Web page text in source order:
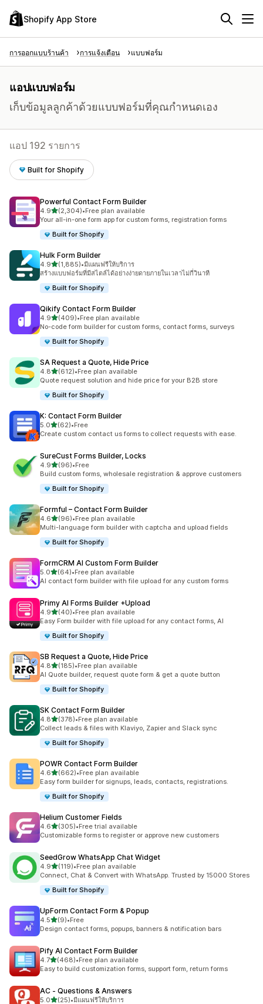
Shopify App Store
การออกแบบร้านค้า การแจ้งเตือน แบบฟอร์ม
แอปแบบฟอร์ม
เก็บข้อมูลลูกค้าด้วยแบบฟอร์มที่คุณกำหนดเอง
แอป 192 รายการ
Built for Shopify
Powerful Contact Form Builder
4.9เต็ม 5 ดาว
(2,304)
ทั้งหมด 2304 รีวิว
•Free plan available
Your all-in-one form app for custom forms, registration forms
Built for Shopify
Hulk Form Builder
4.9เต็ม 5 ดาว
(1,885)
ทั้งหมด 1885 รีวิว
•มีแผนฟรีให้บริการ
สร้างแบบฟอร์มที่มีสไตล์ได้อย่างง่ายดายภายในเวลาไม่กี่วินาที
Built for Shopify
Qikify Contact Form Builder
4.9เต็ม 5 ดาว
(409)
ทั้งหมด 409 รีวิว
•Free plan available
No-code form builder for custom forms, contact forms, surveys
Built for Shopify
SA Request a Quote, Hide Price
4.8เต็ม 5 ดาว
(612)
ทั้งหมด 612 รีวิว
•Free plan available
Quote request solution and hide price for your B2B store
Built for Shopify
K: Contact Form Builder
5.0เต็ม 5 ดาว
(62)
ทั้งหมด 62 รีวิว
•Free
Create custom contact us forms to collect requests with ease.
SureCust Forms Builder, Locks
4.9เต็ม 5 ดาว
(96)
ทั้งหมด 96 รีวิว
•Free
Build custom forms, wholesale registration & approve customers
Built for Shopify
Formful – Contact Form Builder
4.6เต็ม 5 ดาว
(96)
ทั้งหมด 96 รีวิว
•Free plan available
Multi-language form builder with captcha and upload fields
Built for Shopify
FormCRM AI Custom Form Builder
5.0เต็ม 5 ดาว
(64)
ทั้งหมด 64 รีวิว
•Free plan available
AI contact form builder with file upload for any custom forms
Primy AI Forms Builder +Upload
4.9เต็ม 5 ดาว
(40)
ทั้งหมด 40 รีวิว
•Free plan available
Easy Form builder with file upload for any contact forms, AI
Built for Shopify
SB Request a Quote, Hide Price
4.8เต็ม 5 ดาว
(185)
ทั้งหมด 185 รีวิว
•Free plan available
AI Quote builder, request quote form & get a quote button
Built for Shopify
SK Contact Form Builder
4.8เต็ม 5 ดาว
(378)
ทั้งหมด 378 รีวิว
•Free plan available
Collect leads & files with Klaviyo, Zapier and Slack sync
Built for Shopify
POWR Contact Form Builder
4.6เต็ม 5 ดาว
(662)
ทั้งหมด 662 รีวิว
•Free plan available
Easy form builder for signups, leads, contacts, registrations.
Built for Shopify
Helium Customer Fields
4.6เต็ม 5 ดาว
(305)
ทั้งหมด 305 รีวิว
•Free trial available
Customizable forms to register or approve new customers
SeedGrow WhatsApp Chat Widget
4.9เต็ม 5 ดาว
(119)
ทั้งหมด 119 รีวิว
•Free plan available
Connect, Chat & Convert with WhatsApp. Trusted by 15000 Stores
Built for Shopify
UpForm Contact Form & Popup
4.5เต็ม 5 ดาว
(9)
ทั้งหมด 9 รีวิว
•Free
Design contact forms, popups, banners & notification bars
Pify AI Contact Form Builder
4.7เต็ม 5 ดาว
(468)
ทั้งหมด 468 รีวิว
•Free plan available
Easy to build customization forms, support form, return forms
AC ‑ Questions & Answers
5.0เต็ม 5 ดาว
(25)•มีแผนฟรีให้บริการ